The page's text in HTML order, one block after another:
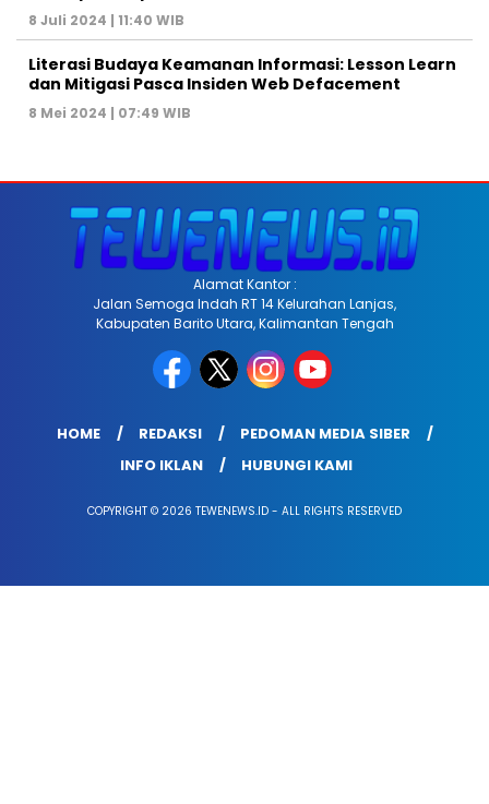
8 Juli 2024 | 11:40 WIB
Literasi Budaya Keamanan Informasi: Lesson Learn
dan Mitigasi Pasca Insiden Web Defacement
8 Mei 2024 | 07:49 WIB
Alamat Kantor :
Jalan Semoga Indah RT 14 Kelurahan Lanjas,
Kabupaten Barito Utara, Kalimantan Tengah
HOME REDAKSI
PEDOMAN MEDIA SIBER
INFO IKLAN
HUBUNGI KAMI
COPYRIGHT © 2026 TEWENEWS.ID - ALL RIGHTS RESERVED